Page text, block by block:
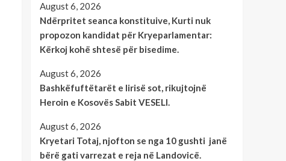
August 6, 2026
Ndërpritet seanca konstituive, Kurti nuk
propozon kandidat për Kryeparlamentar:
Kërkoj kohë shtesë për bisedime.
August 6, 2026
Bashkëfuftëtarët e lirisë sot, rikujtojnë
Heroin e Kosovës Sabit VESELI.
August 6, 2026
Kryetari Totaj, njofton se nga 10 gushti janë
bërë gati varrezat e reja në Landovicë.